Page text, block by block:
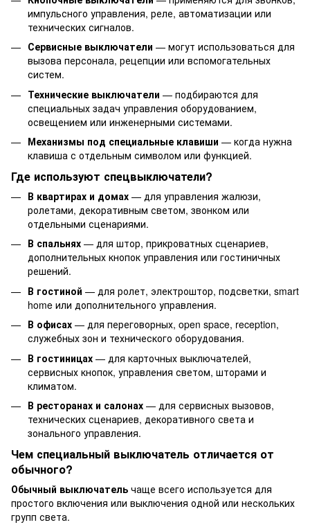
импульсного управления, реле, автоматизации или
технических сигналов.
Сервисные выключатели — могут использоваться для
вызова персонала, рецепции или вспомогательных
систем.
Технические выключатели — подбираются для
специальных задач управления оборудованием,
освещением или инженерными системами.
Механизмы под специальные клавиши — когда нужна
клавиша с отдельным символом или функцией.
Где используют спецвыключатели?
В квартирах и домах — для управления жалюзи,
ролетами, декоративным светом, звонком или
отдельными сценариями.
В спальнях — для штор, прикроватных сценариев,
дополнительных кнопок управления или гостиничных
решений.
В гостиной — для ролет, электроштор, подсветки, smart
home или дополнительного управления.
В офисах — для переговорных, open space, reception,
служебных зон и технического оборудования.
В гостиницах — для карточных выключателей,
сервисных кнопок, управления светом, шторами и
климатом.
В ресторанах и салонах — для сервисных вызовов,
технических сценариев, декоративного света и
зонального управления.
Чем специальный выключатель отличается от
обычного?
Обычный выключатель чаще всего используется для
простого включения или выключения одной или нескольких
групп света.